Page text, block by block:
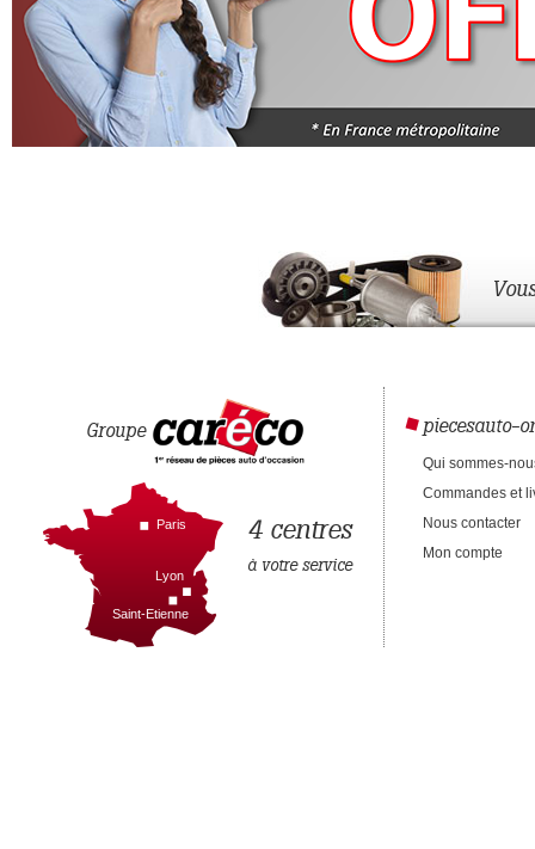
Groupe
4 centres
à votre service
Paris
Lyon
Saint-Etienne
piecesauto-
Qui sommes-
Commandes et
Nous contacter
Mon compte